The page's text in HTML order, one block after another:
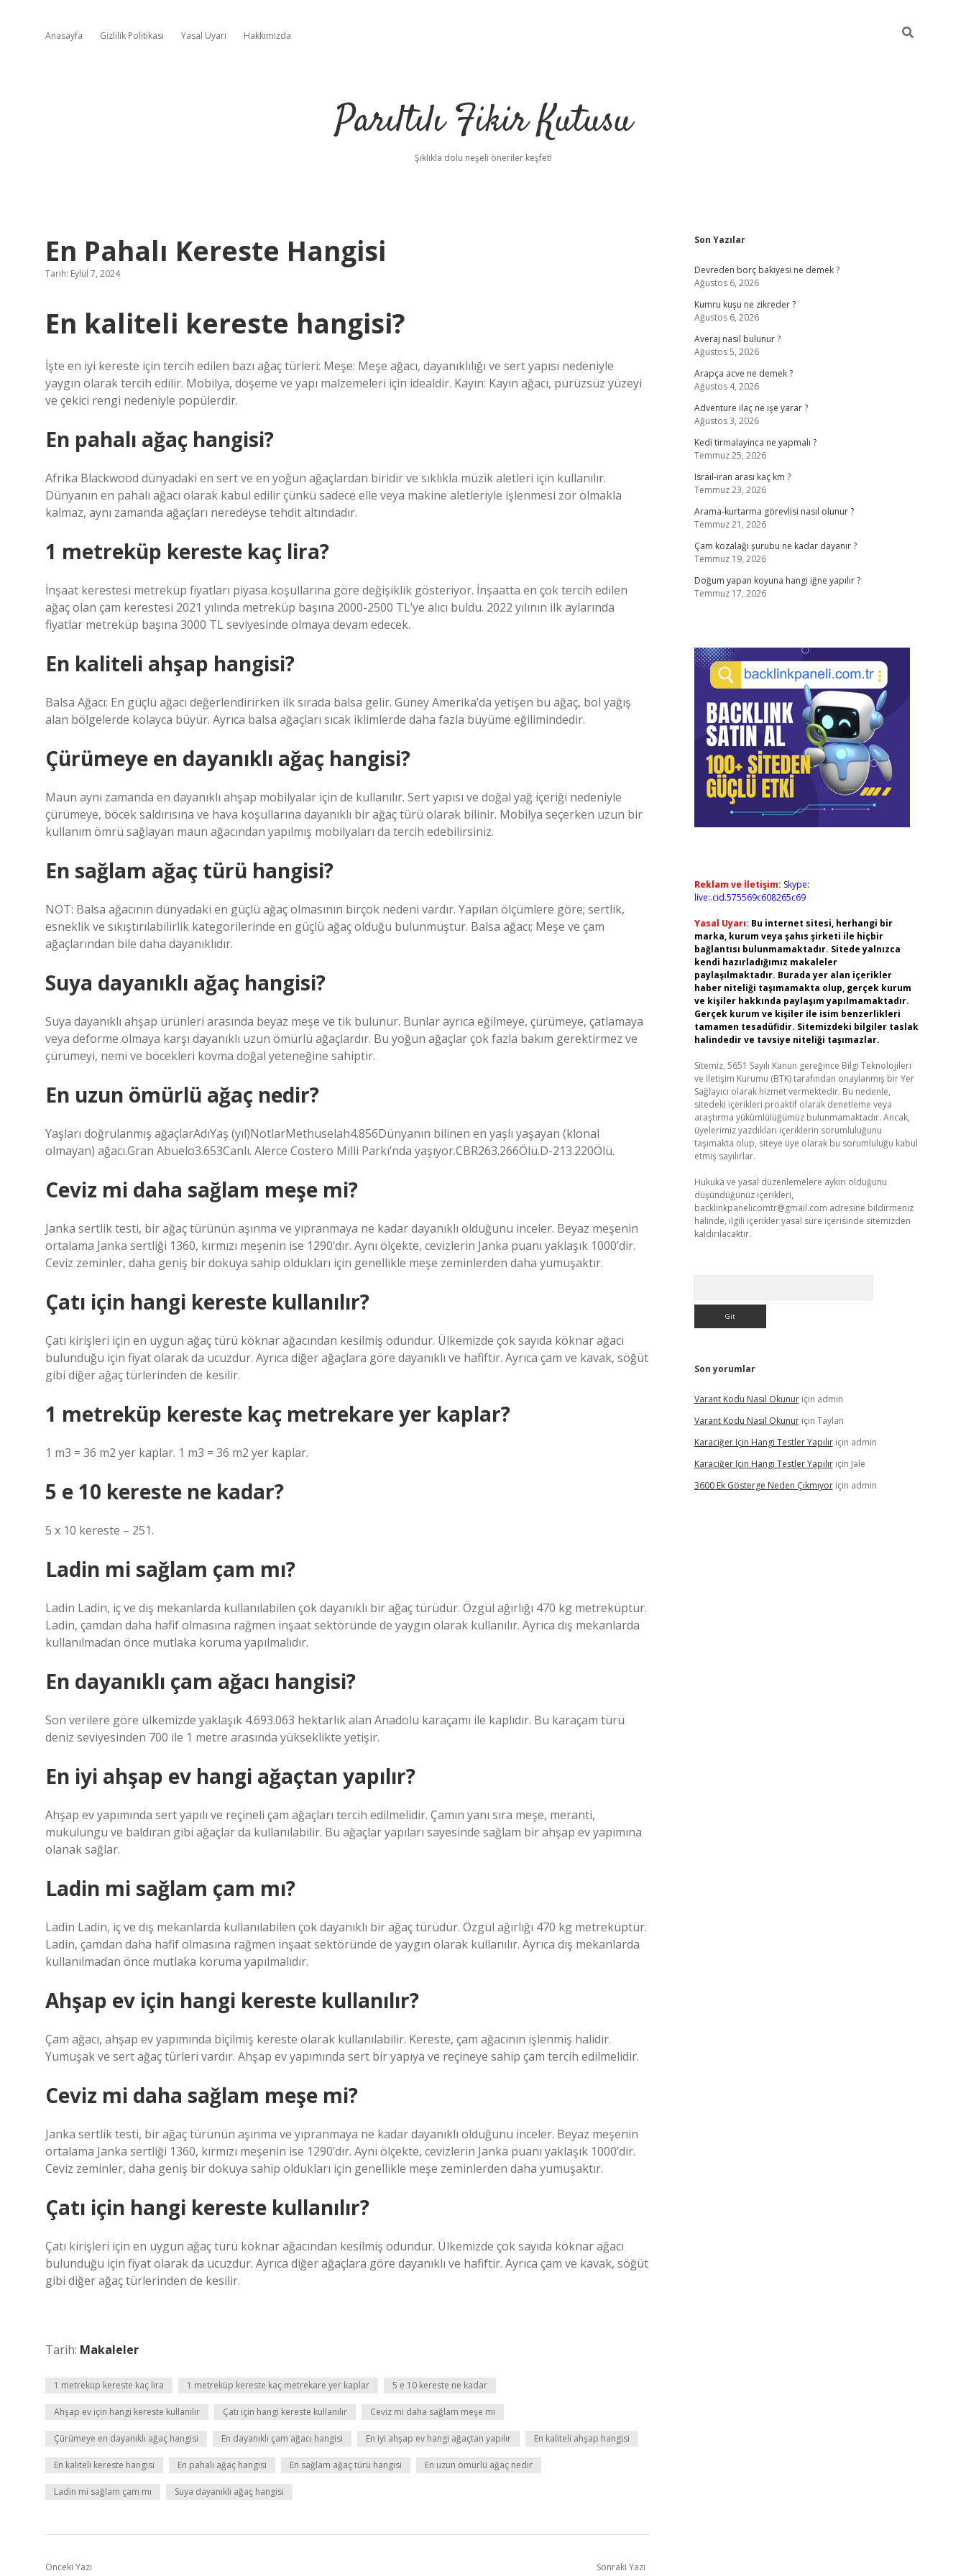
Anasayfa Gizlilik Politikası Yasal Uyarı Hakkımızda
Parıltılı Fikir Kutusu
Şıklıkla dolu neşeli öneriler keşfet!
En Pahalı Kereste Hangisi
Tarih: Eylül 7, 2024
En kaliteli kereste hangisi?
İşte en iyi kereste için tercih edilen bazı ağaç türleri: Meşe: Meşe ağacı, dayanıklılığı ve sert yapısı nedeniyle
yaygın olarak tercih edilir. Mobilya, döşeme ve yapı malzemeleri için idealdir. Kayın: Kayın ağacı, pürüzsüz yüzeyi
ve çekici rengi nedeniyle popülerdir.
En pahalı ağaç hangisi?
Afrika Blackwood dünyadaki en sert ve en yoğun ağaçlardan biridir ve sıklıkla müzik aletleri için kullanılır.
Dünyanın en pahalı ağacı olarak kabul edilir çünkü sadece elle veya makine aletleriyle işlenmesi zor olmakla
kalmaz, aynı zamanda ağaçları neredeyse tehdit altındadır.
1 metreküp kereste kaç lira?
İnşaat kerestesi metreküp fiyatları piyasa koşullarına göre değişiklik gösteriyor. İnşaatta en çok tercih edilen
ağaç olan çam kerestesi 2021 yılında metreküp başına 2000-2500 TL’ye alıcı buldu. 2022 yılının ilk aylarında
fiyatlar metreküp başına 3000 TL seviyesinde olmaya devam edecek.
En kaliteli ahşap hangisi?
Balsa Ağacı: En güçlü ağacı değerlendirirken ilk sırada balsa gelir. Güney Amerika’da yetişen bu ağaç, bol yağış
alan bölgelerde kolayca büyür. Ayrıca balsa ağaçları sıcak iklimlerde daha fazla büyüme eğilimindedir.
Çürümeye en dayanıklı ağaç hangisi?
Maun aynı zamanda en dayanıklı ahşap mobilyalar için de kullanılır. Sert yapısı ve doğal yağ içeriği nedeniyle
çürümeye, böcek saldırısına ve hava koşullarına dayanıklı bir ağaç türü olarak bilinir. Mobilya seçerken uzun bir
kullanım ömrü sağlayan maun ağacından yapılmış mobilyaları da tercih edebilirsiniz.
En sağlam ağaç türü hangisi?
NOT: Balsa ağacının dünyadaki en güçlü ağaç olmasının birçok nedeni vardır. Yapılan ölçümlere göre; sertlik,
esneklik ve sıkıştırılabilirlik kategorilerinde en güçlü ağaç olduğu bulunmuştur. Balsa ağacı; Meşe ve çam
ağaçlarından bile daha dayanıklıdır.
Suya dayanıklı ağaç hangisi?
Suya dayanıklı ahşap ürünleri arasında beyaz meşe ve tik bulunur. Bunlar ayrıca eğilmeye, çürümeye, çatlamaya
veya deforme olmaya karşı dayanıklı uzun ömürlü ağaçlardır. Bu yoğun ağaçlar çok fazla bakım gerektirmez ve
çürümeyi, nemi ve böcekleri kovma doğal yeteneğine sahiptir.
En uzun ömürlü ağaç nedir?
Yaşları doğrulanmış ağaçlarAdıYaş (yıl)NotlarMethuselah4.856Dünyanın bilinen en yaşlı yaşayan (klonal
olmayan) ağacı.Gran Abuelo3.653Canlı. Alerce Costero Milli Parkı’nda yaşıyor.CBR263.266Ölü.D-213.220Ölü.
Ceviz mi daha sağlam meşe mi?
Janka sertlik testi, bir ağaç türünün aşınma ve yıpranmaya ne kadar dayanıklı olduğunu inceler. Beyaz meşenin
ortalama Janka sertliği 1360, kırmızı meşenin ise 1290’dır. Aynı ölçekte, cevizlerin Janka puanı yaklaşık 1000’dir.
Ceviz zeminler, daha geniş bir dokuya sahip oldukları için genellikle meşe zeminlerden daha yumuşaktır.
Çatı için hangi kereste kullanılır?
Çatı kirişleri için en uygun ağaç türü köknar ağacından kesilmiş odundur. Ülkemizde çok sayıda köknar ağacı
bulunduğu için fiyat olarak da ucuzdur. Ayrıca diğer ağaçlara göre dayanıklı ve hafiftir. Ayrıca çam ve kavak, söğüt
gibi diğer ağaç türlerinden de kesilir.
1 metreküp kereste kaç metrekare yer kaplar?
1 m3 = 36 m2 yer kaplar. 1 m3 = 36 m2 yer kaplar.
5 e 10 kereste ne kadar?
5 x 10 kereste – 251.
Ladin mi sağlam çam mı?
Ladin Ladin, iç ve dış mekanlarda kullanılabilen çok dayanıklı bir ağaç türüdür. Özgül ağırlığı 470 kg metreküptür.
Ladin, çamdan daha hafif olmasına rağmen inşaat sektöründe de yaygın olarak kullanılır. Ayrıca dış mekanlarda
kullanılmadan önce mutlaka koruma yapılmalıdır.
En dayanıklı çam ağacı hangisi?
Son verilere göre ülkemizde yaklaşık 4.693.063 hektarlık alan Anadolu karaçamı ile kaplıdır. Bu karaçam türü
deniz seviyesinden 700 ile 1 metre arasında yükseklikte yetişir.
En iyi ahşap ev hangi ağaçtan yapılır?
Ahşap ev yapımında sert yapılı ve reçineli çam ağaçları tercih edilmelidir. Çamın yanı sıra meşe, meranti,
mukulungu ve baldıran gibi ağaçlar da kullanılabilir. Bu ağaçlar yapıları sayesinde sağlam bir ahşap ev yapımına
olanak sağlar.
Ladin mi sağlam çam mı?
Ladin Ladin, iç ve dış mekanlarda kullanılabilen çok dayanıklı bir ağaç türüdür. Özgül ağırlığı 470 kg metreküptür.
Ladin, çamdan daha hafif olmasına rağmen inşaat sektöründe de yaygın olarak kullanılır. Ayrıca dış mekanlarda
kullanılmadan önce mutlaka koruma yapılmalıdır.
Ahşap ev için hangi kereste kullanılır?
Çam ağacı, ahşap ev yapımında biçilmiş kereste olarak kullanılabilir. Kereste, çam ağacının işlenmiş halidir.
Yumuşak ve sert ağaç türleri vardır. Ahşap ev yapımında sert bir yapıya ve reçineye sahip çam tercih edilmelidir.
Ceviz mi daha sağlam meşe mi?
Janka sertlik testi, bir ağaç türünün aşınma ve yıpranmaya ne kadar dayanıklı olduğunu inceler. Beyaz meşenin
ortalama Janka sertliği 1360, kırmızı meşenin ise 1290’dır. Aynı ölçekte, cevizlerin Janka puanı yaklaşık 1000’dir.
Ceviz zeminler, daha geniş bir dokuya sahip oldukları için genellikle meşe zeminlerden daha yumuşaktır.
Çatı için hangi kereste kullanılır?
Çatı kirişleri için en uygun ağaç türü köknar ağacından kesilmiş odundur. Ülkemizde çok sayıda köknar ağacı
bulunduğu için fiyat olarak da ucuzdur. Ayrıca diğer ağaçlara göre dayanıklı ve hafiftir. Ayrıca çam ve kavak, söğüt
gibi diğer ağaç türlerinden de kesilir.
Tarih: Makaleler
1 metreküp kereste kaç lira 1 metreküp kereste kaç metrekare yer kaplar 5 e 10 kereste ne kadar
Ahşap ev için hangi kereste kullanılır Çatı için hangi kereste kullanılır Ceviz mi daha sağlam meşe mi
Çürümeye en dayanıklı ağaç hangisi En dayanıklı çam ağacı hangisi En iyi ahşap ev hangi ağaçtan yapılır En kaliteli ahşap hangisi
En kaliteli kereste hangisi En pahalı ağaç hangisi En sağlam ağaç türü hangisi En uzun ömürlü ağaç nedir
Ladin mi sağlam çam mı Suya dayanıklı ağaç hangisi
Önceki Yazı Sonraki Yazı
Sidebar
Son Yazılar
Devreden borç bakiyesi ne demek ?
Ağustos 6, 2026
Kumru kuşu ne zikreder ?
Ağustos 6, 2026
Averaj nasıl bulunur ?
Ağustos 5, 2026
Arapça acve ne demek ?
Ağustos 4, 2026
Adventure ilaç ne işe yarar ?
Ağustos 3, 2026
Kedi tirmalayinca ne yapmalı ?
Temmuz 25, 2026
Israıl-ıran arası kaç km ?
Temmuz 23, 2026
Arama-kurtarma görevlisi nasıl olunur ?
Temmuz 21, 2026
Çam kozalağı şurubu ne kadar dayanır ?
Temmuz 19, 2026
Doğum yapan koyuna hangi iğne yapılır ?
Temmuz 17, 2026
Reklam ve İletişim: Skype:
live:.cid.575569c608265c69
Yasal Uyarı: Bu internet sitesi, herhangi bir
marka, kurum veya şahıs şirketi ile hiçbir
bağlantısı bulunmamaktadır. Sitede yalnızca
kendi hazırladığımız makaleler
paylaşılmaktadır. Burada yer alan içerikler
haber niteliği taşımamakta olup, gerçek kurum
ve kişiler hakkında paylaşım yapılmamaktadır.
Gerçek kurum ve kişiler ile isim benzerlikleri
tamamen tesadüfidir. Sitemizdeki bilgiler taslak
halindedir ve tavsiye niteliği taşımazlar.
Sitemiz, 5651 Sayılı Kanun gereğince Bilgi Teknolojileri
ve İletişim Kurumu (BTK) tarafından onaylanmış bir Yer
Sağlayıcı olarak hizmet vermektedir. Bu nedenle,
sitedeki içerikleri proaktif olarak denetleme veya
araştırma yükümlülüğümüz bulunmamaktadır. Ancak,
üyelerimiz yazdıkları içeriklerin sorumluluğunu
taşımakta olup, siteye üye olarak bu sorumluluğu kabul
etmiş sayılırlar.
Hukuka ve yasal düzenlemelere aykırı olduğunu
düşündüğünüz içerikleri,
backlinkpanelicomtr@gmail.com adresine bildirmeniz
halinde, ilgili içerikler yasal süre içerisinde sitemizden
kaldırılacaktır.
Son yorumlar
Varant Kodu Nasıl Okunuriçin admin
Varant Kodu Nasıl Okunuriçin Taylan
Karaciğer Için Hangi Testler Yapılıriçin admin
Karaciğer Için Hangi Testler Yapılıriçin Jale
3600 Ek Gösterge Neden Çıkmıyoriçin admin